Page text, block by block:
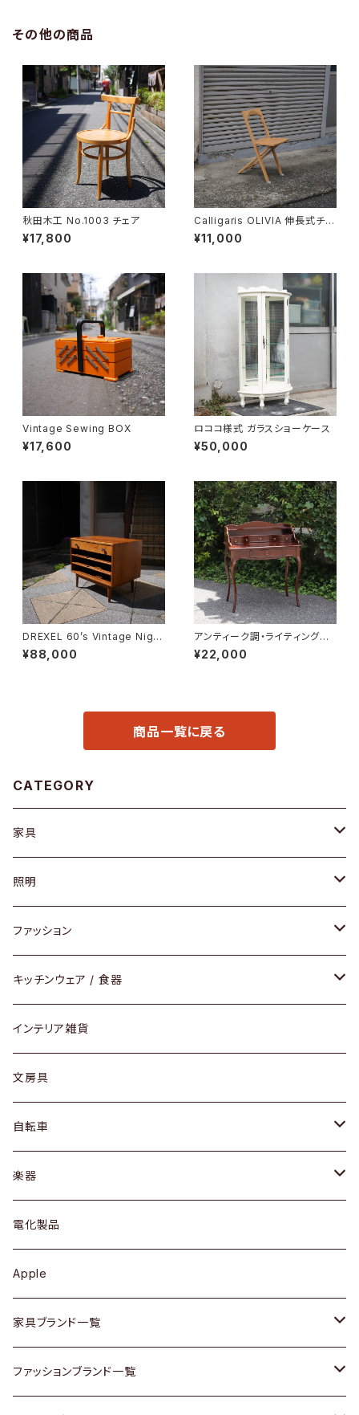
その他の商品
秋田木工 No.1003 チェア
¥17,800
Calligaris OLIVIA 伸長式チェ
ア
¥11,000
Vintage Sewing BOX
¥17,600
ロココ様式 ガラスショーケース
¥50,000
DREXEL 60’s Vintage Night
table
¥88,000
アンティーク調・ライティングデ
スク
¥22,000
商品一覧に戻る
CATEGORY
家具
ソファ / ベンチ
チェア / スツール
ダイニングセット / ダイニングテーブル
ローテーブル / サイドテーブル
デスク / コンソール
ドレッサー
シェルフ
キュリオケース / 飾り棚
カップボード / 食器棚
チェスト
その他家具
照明
ペンダントライト
テーブルランプ / デスクスタンド
フロアライト
ファッション
アクセサリー
リング
ピアス / イヤリング
財布
バッグ
アウター
トップス
ワンピース
ボトムス
靴
スカーフ
キッチンウェア / 食器
グラス / タンブラー
カップ / マグ
プレート / ボウル
カトラリー
ケトル / ティーポット
鍋 / フライパン
Vintage / ヴィンテージ
銀製品
インテリア雑貨
文房具
自転車
dahon
楽器
ギター
ベース
その他楽器
電化製品
Apple
家具ブランド一覧
ACME Furniture / アクメ ファニチャー
ファッションブランド一覧